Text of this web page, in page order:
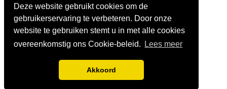
Deze website gebruikt cookies om de
gebruikerservaring te verbeteren. Door onze
website te gebruiken stemt u in met alle cookies
overeenkomstig ons Cookie-beleid.
Lees meer
Akkoord